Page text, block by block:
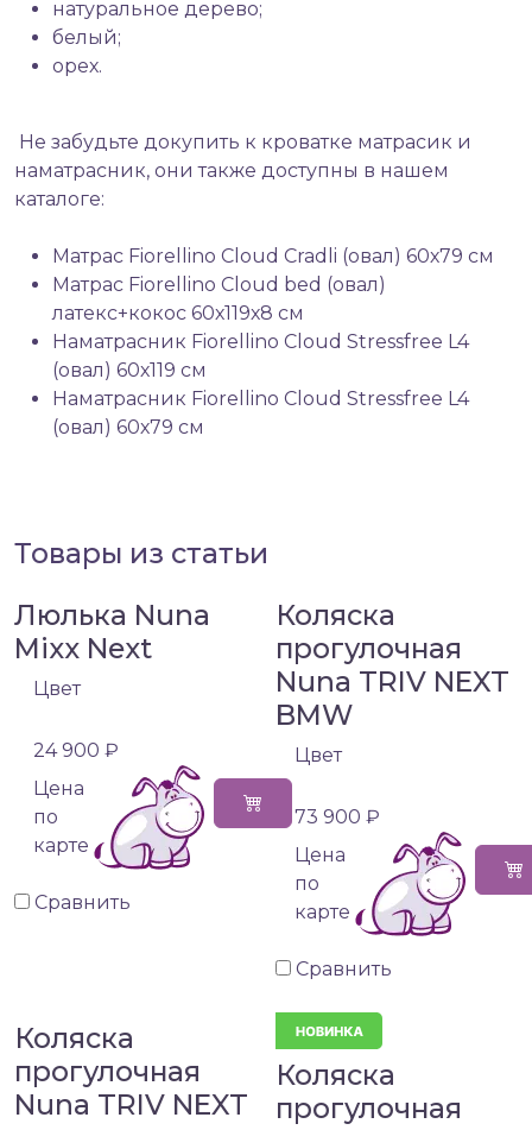
натуральное дерево;
белый;
орех.
Не забудьте докупить к кроватке матрасик и
наматрасник, они также доступны в нашем
каталоге:
Матрас Fiorellino Cloud Cradli (овал) 60х79 см
Матрас Fiorellino Cloud bed (овал)
латекс+кокос 60х119х8 см
Наматрасник Fiorellino Cloud Stressfree L4
(овал) 60х119 см
Наматрасник Fiorellino Cloud Stressfree L4
(овал) 60х79 см
Товары из статьи
Люлька Nuna
Mixx Next
Цвет
24 900 ₽
Цена
по
карте
Сравнить
Коляска
прогулочная
Nuna TRIV NEXT
BMW
Цвет
73 900 ₽
Цена
по
карте
Сравнить
Коляска
прогулочная
Nuna TRIV NEXT
Коляска
прогулочная